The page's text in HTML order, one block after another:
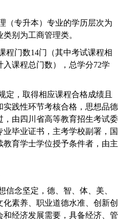
（专升本） 专业的学历层次为
类别为工商管理类。
程门数14门（其中考试课程相
课程总门数），总学分72学
定，取得相应课程合格成绩且
践性环节考核合格，思想品德
由四川省高等教育招生考试委
业毕业证书 ，主考学校副署，国
育学士学位授予条件者，由主
信念坚定，德、智、体、美、
素养、职业道德水准、创新创
经济发展需要，具备经济、管